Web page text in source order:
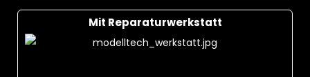
Mit Reparaturwerkstatt